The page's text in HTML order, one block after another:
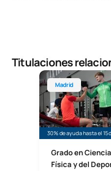
Titulaciones
Madrid
30% de ayuda hasta el 15
Grado en
Física y del
Grado en Ciencias